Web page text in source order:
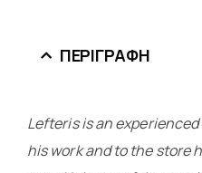
ΠΕΡΙΓΡΑΦΉ
Lefteris is an
his work and to the store